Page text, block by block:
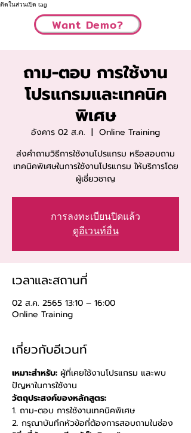
ติดในส่วนเปิด tag
Want Demo?
ถาม-ตอบ การใช้งาน
โปรแกรมและเทคนิค
พิเศษ
อังคาร 02 ส.ค.
  |
Online Training
ส่งคำถามวิธีการใช้งานโปรแกรม หรือสอบถาม
เทคนิคพิเศษในการใช้งานโปรแกรม ให้บริการโดย
ผู้เชี่ยวชาญ
การลงทะเบียนปิดแล้ว
ดูอีเวนท์อื่น
เวลาและสถานที่
02 ส.ค. 2565 13:10 – 16:00
Online Training
เกี่ยวกับอีเวนท์
เหมาะสำหรับ: ผู้ที่เคยใช้งานโปรแกรม และพบ
ปัญหาในการใช้งาน
วัตถุประสงค์ของหลักสูตร:
1. ถาม-ตอบ การใช้งานเทคนิคพิเศษ
2. กรุณาบันทึกหัวข้อที่ต้องการสอบถามในช่อง